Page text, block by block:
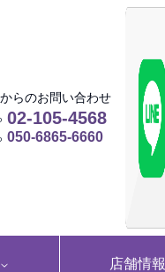
らのお問い合わせ
02-105-4568
050-6865-6660
店舗情報